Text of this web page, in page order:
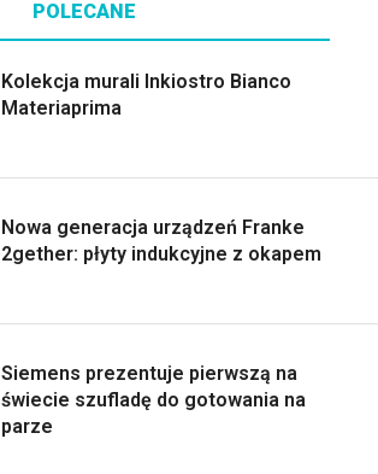
POLECANE
Kolekcja murali Inkiostro Bianco
Materiaprima
Nowa generacja urządzeń Franke
2gether: płyty indukcyjne z okapem
Siemens prezentuje pierwszą na
świecie szufladę do gotowania na
parze